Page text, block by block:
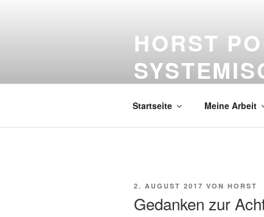
HORST
Startseite Meine Arbeit
VERÖFFENTLICHT
2. AUGUST 2017 VON HORST
Gedanken zur